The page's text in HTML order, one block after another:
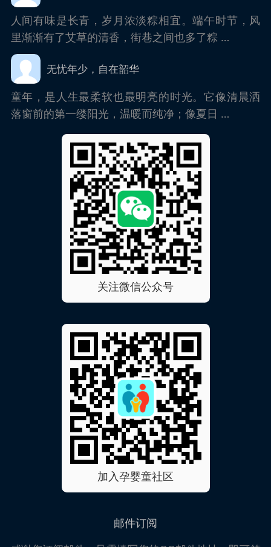
人间有味是长青，岁月浓淡粽相宜。端午时节，风
里渐渐有了艾草的清香，街巷之间也多了粽 …
无忧年少，自在韶华
童年，是人生最柔软也最明亮的时光。它像清晨洒
落窗前的第一缕阳光，温暖而纯净；像夏日 …
关注微信公众号
加入孕婴童社区
邮件订阅